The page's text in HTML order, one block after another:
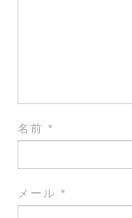
名前*
メール*